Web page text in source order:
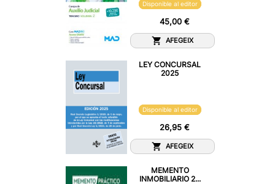
Disponible al editor
45,00 €
AFEGEIX
LEY CONCURSAL
2025
Disponible al editor
26,95 €
AFEGEIX
MEMENTO
INMOBILIARIO 2...